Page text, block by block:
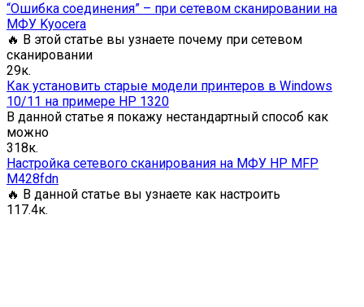
“Ошибка соединения” – при сетевом сканировании на
МФУ Kyocera
🔥 В этой статье вы узнаете почему при сетевом
сканировании
29к.
Как установить старые модели принтеров в Windows
10/11 на примере HP 1320
В данной статье я покажу нестандартный способ как
можно
318к.
Настройка сетевого сканирования на МФУ HP MFP
M428fdn
🔥 В данной статье вы узнаете как настроить
1 17.4к.